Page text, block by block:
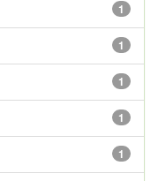
1
1
1
1
1